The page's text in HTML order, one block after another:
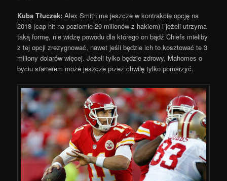
Kuba Tłuczek:Alex Smith ma jeszcze w kontrakcie opcję na
2018 (cap hit na poziomie 20 milionów z hakiem) i jeżeli utrzyma
taką formę, nie widzę powodu dla którego on bądź Chiefs mieliby
z tej opcji zrezygnować, nawet jeśli będzie ich to kosztować te 3
miliony dolarów więcej. Jeżeli tylko będzie zdrowy, Mahomes o
byciu starterem może jeszcze przez chwilę tylko pomarzyć.